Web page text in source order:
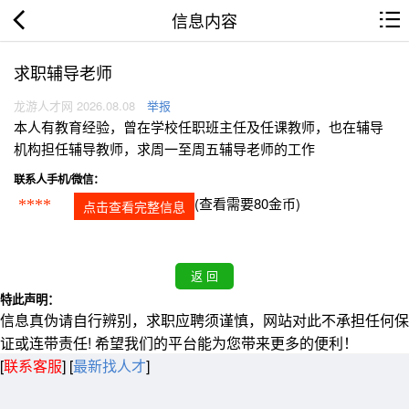
信息内容
求职辅导老师
龙游人才网 2026.08.08 举报
本人有教育经验，曾在学校任职班主任及任课教师，也在辅导
机构担任辅导教师，求周一至周五辅导老师的工作
联系人手机/微信：
**** 点击查看完整信息 (查看需要80金币)
特此声明：
信息真伪请自行辨别，求职应聘须谨慎，网站对此不承担任何保
证或连带责任! 希望我们的平台能为您带来更多的便利！
[联系客服] [最新找人才]